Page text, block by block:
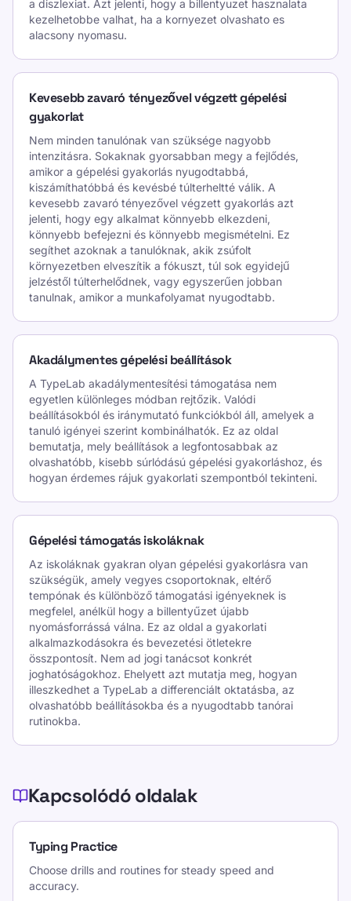
a diszlexiat. Azt jelenti, hogy a billentyuzet hasznalata
kezelhetobbe valhat, ha a kornyezet olvashato es
alacsony nyomasu.
Kevesebb zavaró tényezővel végzett gépelési
gyakorlat
Nem minden tanulónak van szüksége nagyobb
intenzitásra. Sokaknak gyorsabban megy a fejlődés,
amikor a gépelési gyakorlás nyugodtabbá,
kiszámíthatóbbá és kevésbé túlterheltté válik. A
kevesebb zavaró tényezővel végzett gyakorlás azt
jelenti, hogy egy alkalmat könnyebb elkezdeni,
könnyebb befejezni és könnyebb megismételni. Ez
segíthet azoknak a tanulóknak, akik zsúfolt
környezetben elveszítik a fókuszt, túl sok egyidejű
jelzéstől túlterhelődnek, vagy egyszerűen jobban
tanulnak, amikor a munkafolyamat nyugodtabb.
Akadálymentes gépelési beállítások
A TypeLab akadálymentesítési támogatása nem
egyetlen különleges módban rejtőzik. Valódi
beállításokból és iránymutató funkciókból áll, amelyek a
tanuló igényei szerint kombinálhatók. Ez az oldal
bemutatja, mely beállítások a legfontosabbak az
olvashatóbb, kisebb súrlódású gépelési gyakorláshoz, és
hogyan érdemes rájuk gyakorlati szempontból tekinteni.
Gépelési támogatás iskoláknak
Az iskoláknak gyakran olyan gépelési gyakorlásra van
szükségük, amely vegyes csoportoknak, eltérő
tempónak és különböző támogatási igényeknek is
megfelel, anélkül hogy a billentyűzet újabb
nyomásforrássá válna. Ez az oldal a gyakorlati
alkalmazkodásokra és bevezetési ötletekre
összpontosít. Nem ad jogi tanácsot konkrét
joghatóságokhoz. Ehelyett azt mutatja meg, hogyan
illeszkedhet a TypeLab a differenciált oktatásba, az
olvashatóbb beállításokba és a nyugodtabb tanórai
rutinokba.
Kapcsolódó oldalak
Typing Practice
Choose drills and routines for steady speed and
accuracy.